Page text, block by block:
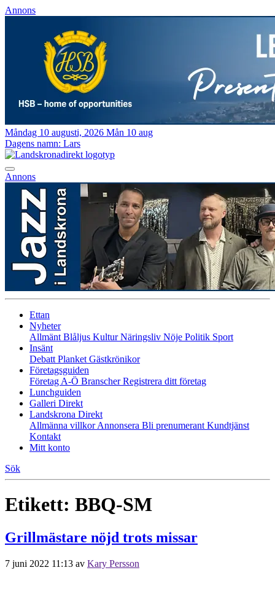
Annons
Måndag 10 augusti, 2026 Mån 10 aug
Dagens namn: Lars
Annons
Ettan
Nyheter
Allmänt Blåljus KulturNäringsliv Nöje Politik Sport
Insänt
Debatt Planket Gästkrönikor
Företagsguiden
Företag A-Ö BranscherRegistrera ditt företag
Lunchguiden
Galleri Direkt
Landskrona Direkt
Allmänna villkorAnnonsera Bli prenumerant Kundtjänst
Kontakt
Mitt konto
Sök
Etikett: BBQ-SM
Grillmästare nöjd trots missar
7 juni 2022 11:13 av Kary Persson